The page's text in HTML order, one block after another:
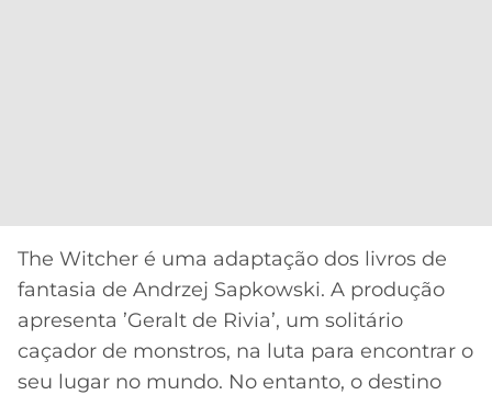
The Witcher é uma adaptação dos livros de
fantasia de Andrzej Sapkowski. A produção
apresenta ’Geralt de Rivia’, um solitário
caçador de monstros, na luta para encontrar o
seu lugar no mundo. No entanto, o destino